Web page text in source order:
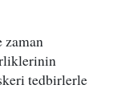
zaman
tedbirlerle